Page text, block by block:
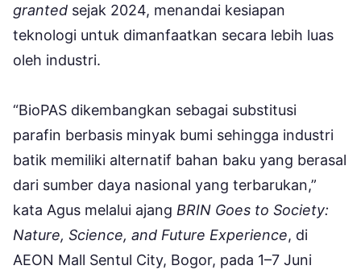
granted sejak 2024, menandai kesiapan
teknologi untuk dimanfaatkan secara lebih luas
oleh industri.
“BioPAS dikembangkan sebagai substitusi
parafin berbasis minyak bumi sehingga industri
batik memiliki alternatif bahan baku yang berasal
dari sumber daya nasional yang terbarukan,”
kata Agus melalui ajang BRIN Goes to Society:
Nature, Science, and Future Experience, di
AEON Mall Sentul City, Bogor, pada 1–7 Juni